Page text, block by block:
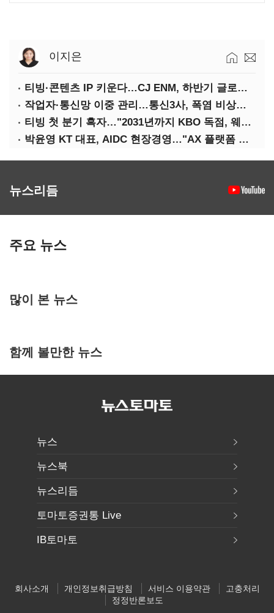
이지은
티빙·콘텐츠 IP 키운다…CJ ENM, 하반기 글로벌 확장 가속
작업자·통신망 이중 관리…통신3사, 폭염 비상대응 돌입
티빙 첫 분기 흑자…"2031년까지 KBO 독점, 웨이브 합병도 속도"
박윤영 KT 대표, AIDC 현장경영…"AX 플랫폼 핵심 인프라로 키운다"
뉴스리듬
주요 뉴스
많이 본 뉴스
함께 볼만한 뉴스
뉴스
뉴스북
뉴스리듬
토마토증권통 Live
IB토마토
회사소개 개인정보취급방침 서비스 이용약관
고충처리
정정반론보도